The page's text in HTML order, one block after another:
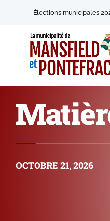
Élections municipales
OCTOBRE 21, 2026